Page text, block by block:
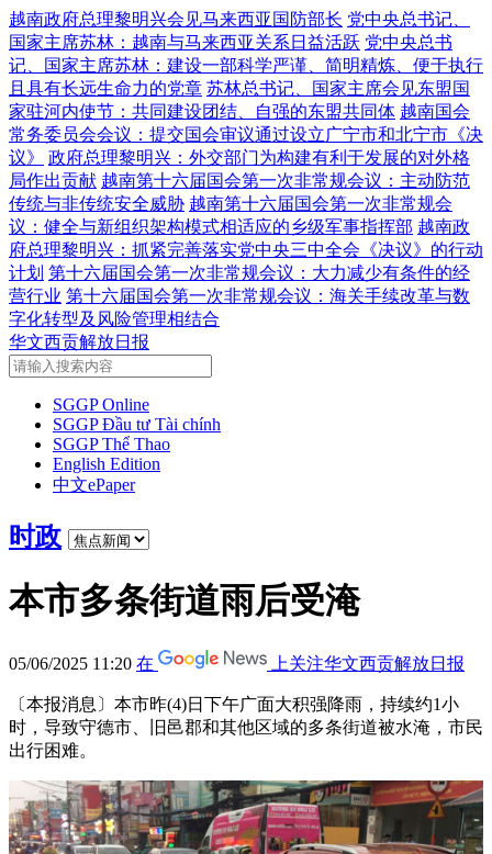
越南政府总理黎明兴会见马来西亚国防部长 党中央总书记、
国家主席苏林：越南与马来西亚关系日益活跃 党中央总书
记、国家主席苏林：建设一部科学严谨、简明精炼、便于执行
且具有长远生命力的党章 苏林总书记、国家主席会见东盟国
家驻河内使节：共同建设团结、自强的东盟共同体 越南国会
常务委员会会议：提交国会审议通过设立广宁市和北宁市《决
议》
政府总理黎明兴：外交部门为构建有利于发展的对外格
局作出贡献 越南第十六届国会第一次非常规会议：主动防范
传统与非传统安全威胁 越南第十六届国会第一次非常规会
议：健全与新组织架构模式相适应的乡级军事指挥部 越南政
府总理黎明兴：抓紧完善落实党中央三中全会《决议》的行动
计划 第十六届国会第一次非常规会议：大力减少有条件的经
营行业 第十六届国会第一次非常规会议：海关手续改革与数
字化转型及风险管理相结合
华文西贡解放日报
SGGP Online
SGGP Đầu tư Tài chính
SGGP Thể Thao
English Edition
中文ePaper
时政
本市多条街道雨后受淹
05/06/2025 11:20 在 上关注华文西贡解放日报
〔本报消息〕本市昨(4)日下午广面大积强降雨，持续约1小
时，导致守德市、旧邑郡和其他区域的多条街道被水淹，市民
出行困难。